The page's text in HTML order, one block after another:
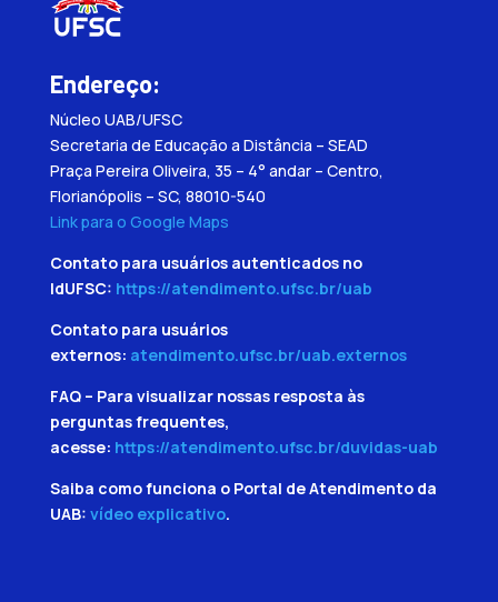
Endereço:
Núcleo UAB/UFSC
Secretaria de Educação a Distância – SEAD
Praça Pereira Oliveira, 35 – 4° andar – Centro,
Florianópolis – SC, 88010-540
Link para o Google Maps
Contato para usuários autenticados no
IdUFSC: https://atendimento.ufsc.br/uab
Contato para usuários
externos: atendimento.ufsc.br/uab.externos
FAQ – Para visualizar nossas resposta às
perguntas frequentes,
acesse: https://atendimento.ufsc.br/duvidas-uab
Saiba como funciona o Portal de Atendimento da
UAB: vídeo explicativo.